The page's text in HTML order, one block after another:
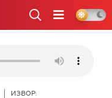
ИЗВОР: